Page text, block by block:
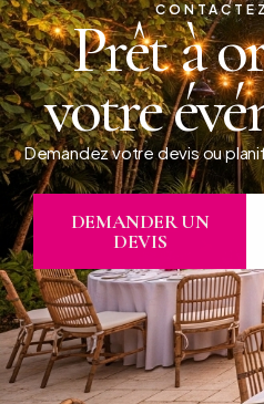
Prêt à
votre
Demandez votre devis ou
DEMANDER UN
DEVIS